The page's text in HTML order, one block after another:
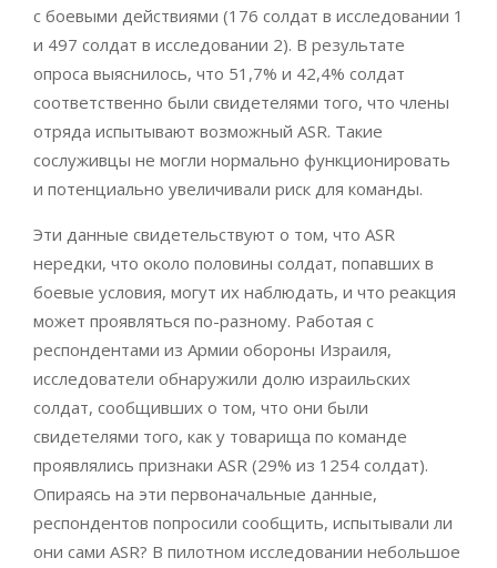
с боевыми действиями (176 солдат в исследовании 1
и 497 солдат в исследовании 2). В результате
опроса выяснилось, что 51,7% и 42,4% солдат
соответственно были свидетелями того, что члены
отряда испытывают возможный ASR. Такие
сослуживцы не могли нормально функционировать
и потенциально увеличивали риск для команды.
Эти данные свидетельствуют о том, что ASR
нередки, что около половины солдат, попавших в
боевые условия, могут их наблюдать, и что реакция
может проявляться по-разному. Работая с
респондентами из Армии обороны Израиля,
исследователи обнаружили долю израильских
солдат, сообщивших о том, что они были
свидетелями того, как у товарища по команде
проявлялись признаки ASR (29% из 1254 солдат).
Опираясь на эти первоначальные данные,
респондентов попросили сообщить, испытывали ли
они сами ASR? В пилотном исследовании небольшое